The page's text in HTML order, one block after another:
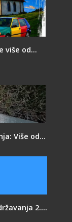
više od...
Više od...
2....